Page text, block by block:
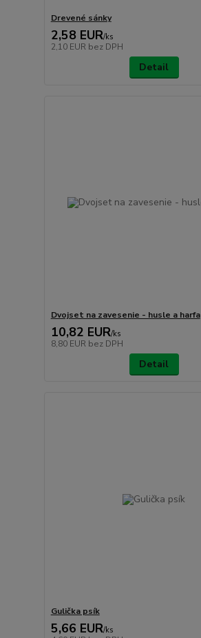
Drevené sánky
2,58 EUR/ks
2,10 EUR bez DPH
Detail
Dvojset na zavesenie - husle a harfa
10,82 EUR/ks
8,80 EUR bez DPH
Detail
Gulička psík
5,66 EUR/ks